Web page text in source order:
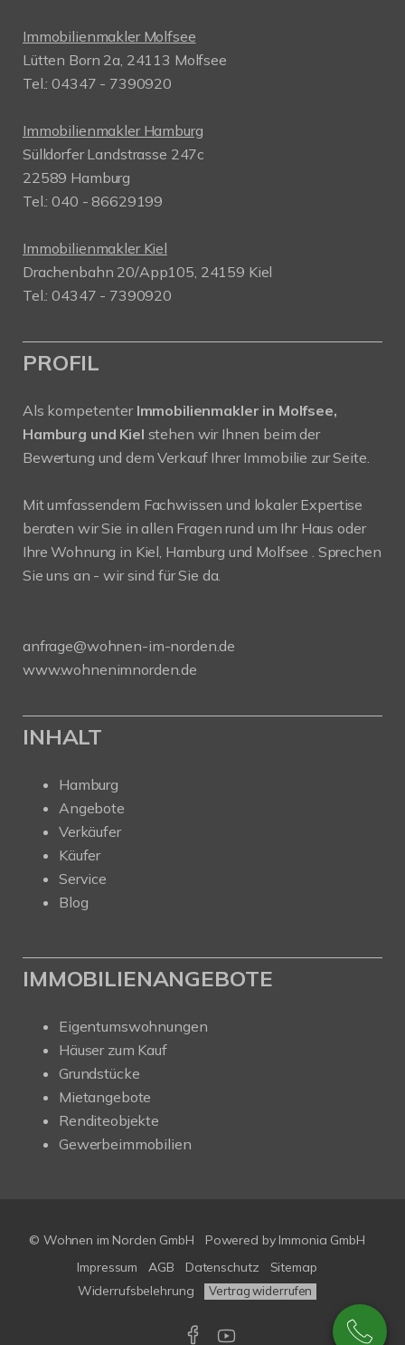
Immobilienmakler Molfsee
Lütten Born 2a, 24113 Molfsee
Tel.: 04347 - 7390920
Immobilienmakler Hamburg
Sülldorfer Landstrasse 247c
22589 Hamburg
Tel.: 040 - 86629199
Immobilienmakler Kiel
Drachenbahn 20/App105, 24159 Kiel
Tel.: 04347 - 7390920
PROFIL
Als kompetenter Immobilienmakler in Molfsee,
Hamburg und Kiel stehen wir Ihnen beim der
Bewertung und dem Verkauf Ihrer Immobilie zur Seite.
Mit umfassendem Fachwissen und lokaler Expertise
beraten wir Sie in allen Fragen rund um Ihr Haus oder
Ihre Wohnung in Kiel, Hamburg und Molfsee . Sprechen
Sie uns an - wir sind für Sie da.
anfrage@wohnen-im-norden.de
www.wohnenimnorden.de
INHALT
Hamburg
Angebote
Verkäufer
Käufer
Service
Blog
IMMOBILIENANGEBOTE
Eigentumswohnungen
Häuser zum Kauf
Grundstücke
Mietangebote
Renditeobjekte
Gewerbeimmobilien
© Wohnen im Norden GmbH Powered by Immonia GmbH
Impressum
AGB Datenschutz
Sitemap
Widerrufsbelehrung
Vertrag widerrufen